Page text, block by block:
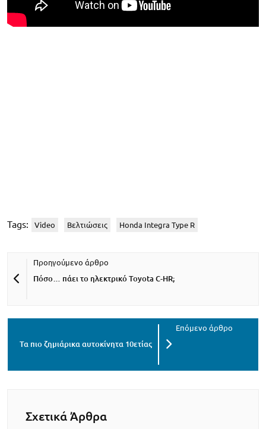
Tags: Video Βελτιώσεις Honda Integra Type R
Πόσο… πάει το ηλεκτρικό Toyota C-HR;
Τα πιο ζημιάρικα αυτοκίνητα 10ετίας
Σχετικά Άρθρα